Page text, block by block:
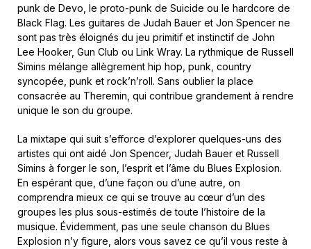
punk de Devo, le proto-punk de Suicide ou le hardcore de
Black Flag. Les guitares de Judah Bauer et Jon Spencer ne
sont pas très éloignés du jeu primitif et instinctif de John
Lee Hooker, Gun Club ou Link Wray. La rythmique de Russell
Simins mélange allègrement hip hop, punk, country
syncopée, punk et rock’n’roll. Sans oublier la place
consacrée au Theremin, qui contribue grandement à rendre
unique le son du groupe.
La mixtape qui suit s’efforce d’explorer quelques-uns des
artistes qui ont aidé Jon Spencer, Judah Bauer et Russell
Simins à forger le son, l’esprit et l’âme du Blues Explosion.
En espérant que, d’une façon ou d’une autre, on
comprendra mieux ce qui se trouve au cœur d’un des
groupes les plus sous-estimés de toute l’histoire de la
musique. Évidemment, pas une seule chanson du Blues
Explosion n’y figure, alors vous savez ce qu’il vous reste à